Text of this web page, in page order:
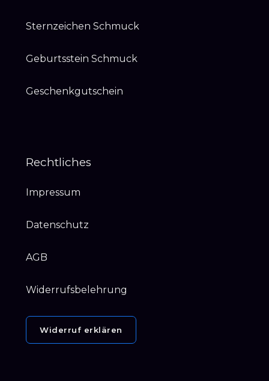
Sternzeichen Schmuck
Geburtsstein Schmuck
Geschenkgutschein
Rechtliches
Impressum
Datenschutz
AGB
Widerrufsbelehrung
Widerruf erklären